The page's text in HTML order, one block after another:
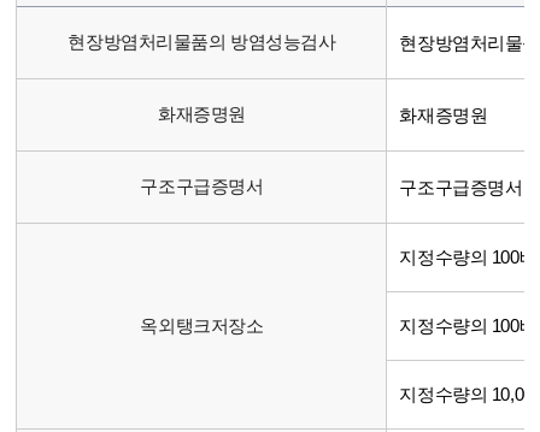
현장방염처리물품의 방염성능검사 현장방염처리물
화재증명원 화재증명원
구조구급증명서 구조구급증명서
옥외탱크저장소
지정수량의 100
지정수량의 100
지정수량의